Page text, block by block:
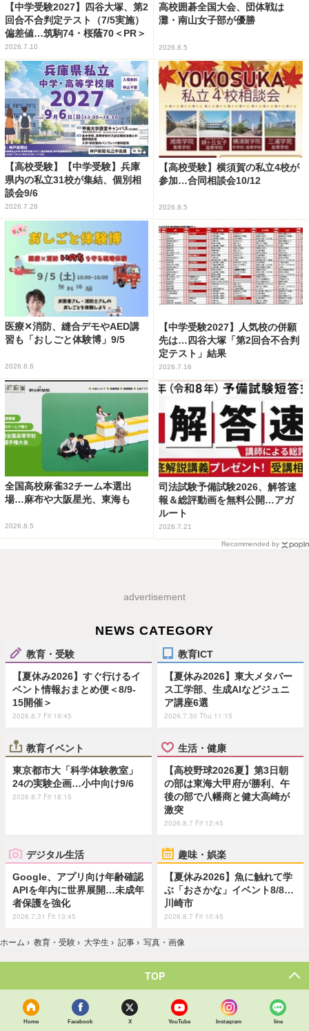
【中学受験2027】四谷大塚、第2
回合不合判定テスト（7/5実施）
偏差値…筑駒74・桜蔭70＜PR＞
2026.7.10
高校囲碁全国大会、団体戦は
灘・南山女子部が優勝
2026.8.5
【高校受験】【中学受験】兵庫
県内の私立31校が集結、個別相
談会9/6
2026.7.28
【高校受験】横須賀の私立4校が
参加…合同相談会10/12
2026.8.5
医療✕消防、縫合デモやAED講
習も「おしごと体験博」9/5
2026.8.6
【中学受験2027】人気校の併願
先は…四谷大塚「第2回合不合判
定テスト」結果
2026.7.16
全国高校麻雀32チーム本選出
場…麻布や大阪星光、東海も
2026.8.5
司法試験予備試験2026、解答速
報＆総評動画を無料公開…アガ
ルート
2026.7.21
Recommended by
advertisement
NEWS CATEGORY
教育・受験
【夏休み2026】すぐ行けるイ
ベント情報おまとめ便＜8/9-
15開催＞
2026.8.7 Fri 19:45
教育ICT
【夏休み2026】東大メタバー
ス工学部、生成AIなどジュニ
ア講座6選
2026.7.30 Thu 11:15
教育イベント
東京都市大「科学体験教室」
24の実験企画…小中向け9/6
2026.8.7 Fri 18:15
生活・健康
【高校野球2026夏】第3日朝
の部は東海大甲府が勝利、午
後の部で八幡商と健大高崎が
激突
2026.8.7 Fri 12:45
デジタル生活
Google、アプリ向け年齢確認
APIを年内に世界展開…未成年
者保護を強化
2026.7.31 Fri 13:45
趣味・娯楽
【夏休み2026】魚に触れて学
ぶ「おさかな」イベント8/8…
川崎市
2026.8.7 Fri 10:45
ホーム › 教育・受験 › 大学生 › 記事 › 写真・画像
TOP
Home Facebook X YouTube Instagram line